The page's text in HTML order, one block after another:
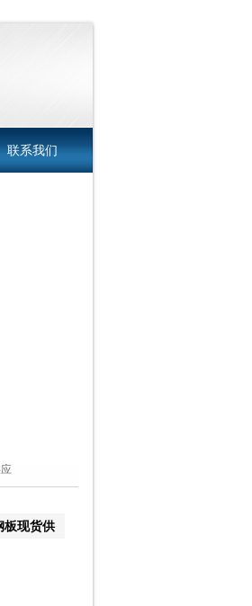
联系我们
板现货供